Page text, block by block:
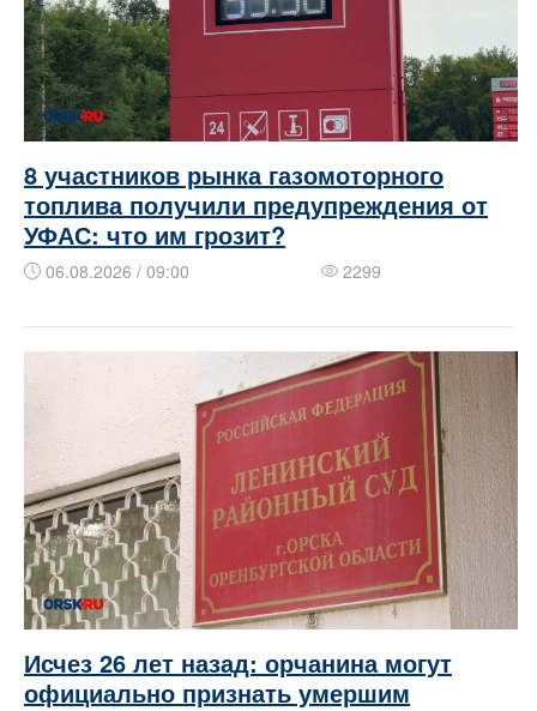
8 участников рынка газомоторного
топлива получили предупреждения от
УФАС: что им грозит?
06.08.2026 / 09:00 2299
Исчез 26 лет назад: орчанина могут
официально признать умершим